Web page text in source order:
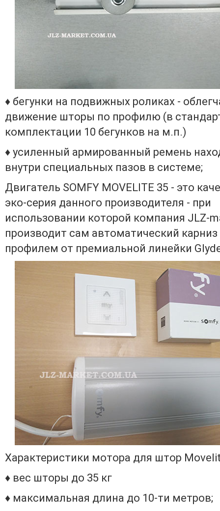
♦ бегунки на подвижных роликах -
движение шторы по профилю (в
комплектации 10 бегунков на м.п.)
♦ усиленный армированный ремень
внутри специальных пазов в системе;
Двигатель SOMFY MOVELITE 35 - это
эко-серия данного производителя - при
использовании которой компания JLZ-
производит сам автоматический карниз
профилем от премиальной линейки
Характеристики мотора для штор
♦ вес шторы до 35 кг
♦ максимальная длина до 10-ти метров;